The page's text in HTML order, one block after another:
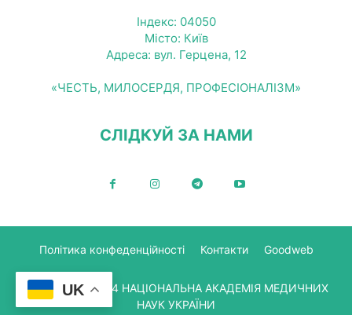
Індекс: 04050
Місто: Київ
Адреса: вул. Герцена, 12
«ЧЕСТЬ, МИЛОСЕРДЯ, ПРОФЕСІОНАЛІЗМ»
СЛІДКУЙ ЗА НАМИ
Політика конфеденційності Контакти Goodweb
© Copyright 2024 НАЦІОНАЛЬНА АКАДЕМІЯ МЕДИЧНИХ
НАУК УКРАЇНИ
UK